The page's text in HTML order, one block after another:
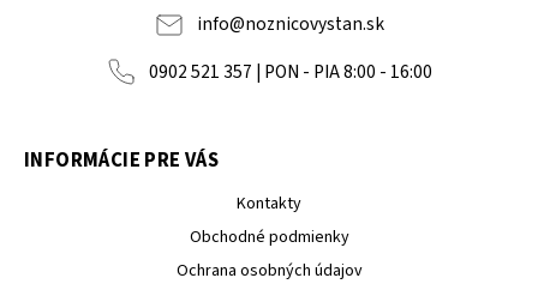
info@noznicovystan.sk
0902 521 357 | PON - PIA 8:00 - 16:00
INFORMÁCIE PRE VÁS
Kontakty
Obchodné podmienky
Ochrana osobných údajov